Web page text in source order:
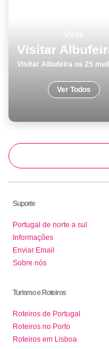
Ver Todos
Suporte
Portugal de norte a sul
Informações
Enviar Email
Sobre nós
Turismo e Roteiros
Roteiros de Portugal
Roteiros no Porto
Roteiros em Lisboa